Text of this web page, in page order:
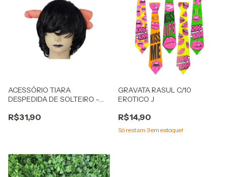
ACESSÓRIO TIARA
DESPEDIDA DE SOLTEIRO -
R$31,90
GRAVATA RASUL C/10
EROTICO J
R$14,90
Só restam 3em estoque!